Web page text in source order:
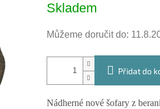
cena:
Skladem
Můžeme doručit do:
Přidat do
Nádherné nové šofary z